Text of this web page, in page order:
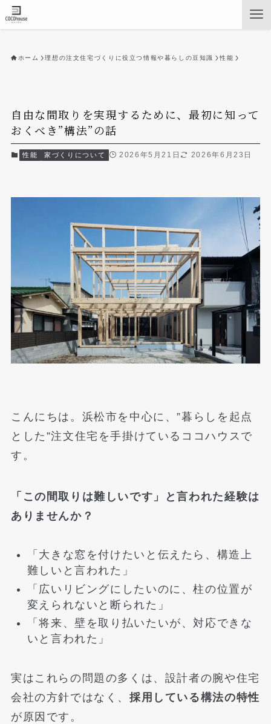
ホーム 理想の注文住宅づくりに役立つ情報や暮らしの豆知識 性能
自由な間取りを実現するために、最初に知って
おくべき”構法”の話
性能 家づくりについて 2026年5月21日 2026年6月23日
こんにちは。浜松市を中心に、”暮らしを起点
とした”注文住宅を手掛けているココハウスで
す。
「この間取りは難しいです」と言われた経験は
ありませんか？
「大きな窓を付けたいと伝えたら、構造上
難しいと言われた」
「広いリビングにしたいのに、柱の位置が
変えられないと断られた」
「将来、壁を取り払いたいが、対応できな
いと言われた」
実はこれらの問題の多くは、設計者の腕や住宅
会社の方針ではなく、採用している構法の特性
が原因です。